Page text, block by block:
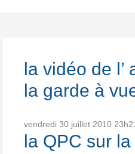
la vidéo de
la garde à
vendredi 30 juillet 2010
la QPC sur